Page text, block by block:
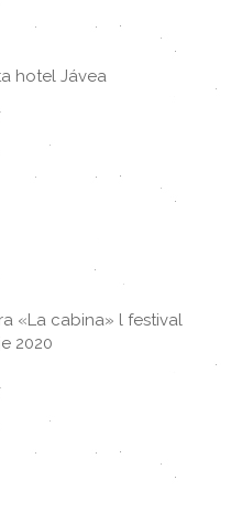
hotel Jávea
«La cabina» l festival
2020